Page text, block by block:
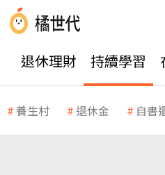
退休理財 持續學習
養生村 退休金 自書